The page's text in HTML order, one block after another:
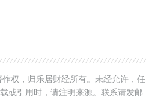
权，归乐居财经所有。未经允许，任
或引用时，请注明来源。联系请发邮